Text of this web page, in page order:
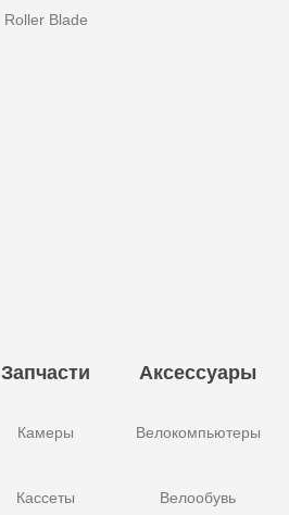
Roller Blade
Запчасти
Камеры
Кассеты
Аксессуары
Велокомпьютеры
Велообувь